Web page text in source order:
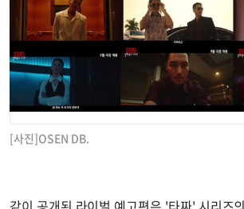
[사진]OSEN DB.